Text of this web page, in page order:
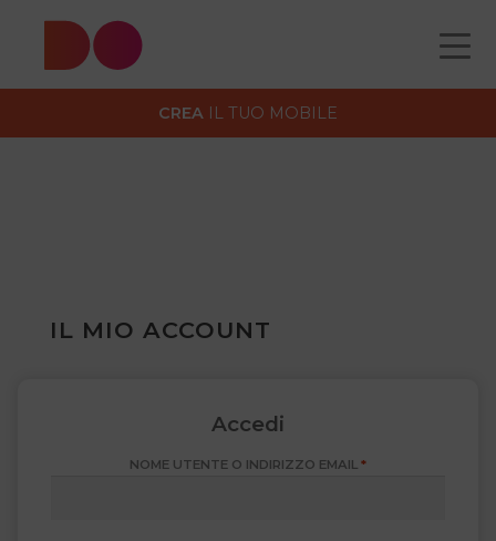
CATALOGO
CONTATTI
CREA IL TUO MOBILE
Il mio account
IL MIO ACCOUNT
Accedi
NOME UTENTE O INDIRIZZO EMAIL *RICHIESTO